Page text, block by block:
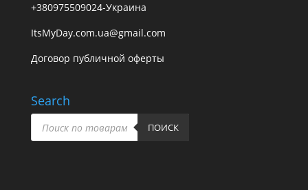
+380975509024-Украина
ItsMyDay.com.ua@gmail.com
Договор публичной оферты
Search
Пошук
товарів ПОИСК